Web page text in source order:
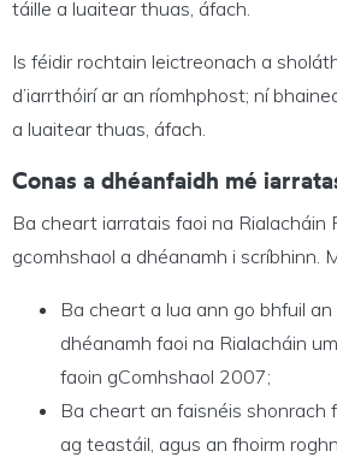
táille a luaitear thuas, áfach.
Is féidir rochtain leictreonach a
d’iarrthóirí ar an ríomhphost; ní
a luaitear thuas, áfach.
Conas a dhéanfaidh mé
Ba cheart iarratais faoi na Rialacháin
gcomhshaol a dhéanamh i scríbhinn.
Ba cheart a lua ann go bhfuil
dhéanamh faoi na Rialacháin
faoin gComhshaol 2007;
Ba cheart an faisnéis shonrach
ag teastáil, agus an fhoirm